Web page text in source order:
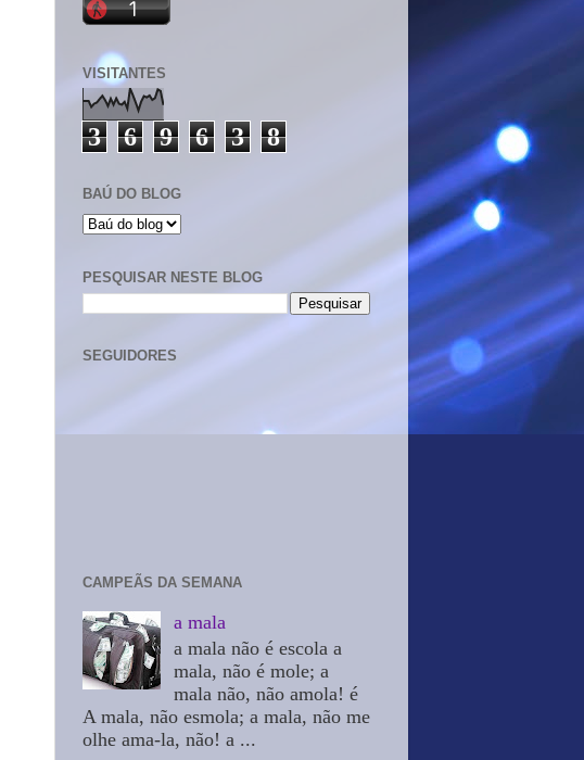
VISITANTES
3 6 9 6 3 8
BAÚ DO BLOG
PESQUISAR NESTE BLOG
SEGUIDORES
CAMPEÃS DA SEMANA
a mala
a mala não é escola a
mala, não é mole; a
mala não, não amola! é
A mala, não esmola; a mala, não me
olhe ama-la, não! a ...